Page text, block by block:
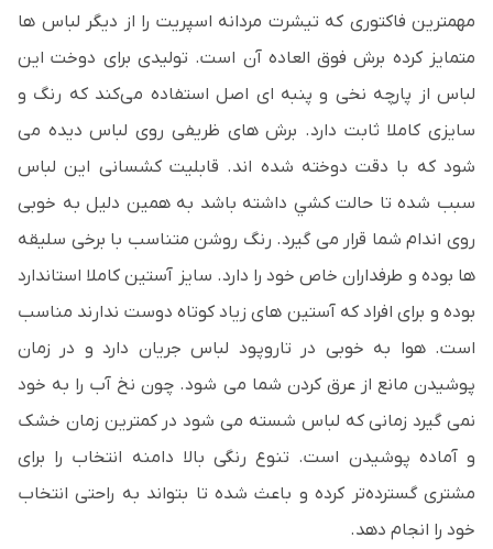
مهمترین فاکتوری که تیشرت مردانه اسپریت را از دیگر لباس ها
متمایز کرده برش فوق العاده آن است. تولیدی برای دوخت این
لباس از پارچه نخی و پنبه ای اصل استفاده می‌کند که رنگ و
سایزی کاملا ثابت دارد. برش های ظریفی روی لباس دیده می
شود که با دقت دوخته شده اند. قابلیت کشسانی این لباس
سبب شده تا حالت کشي داشته باشد به همین دلیل به خوبی
روی اندام شما قرار می گیرد. رنگ روشن متناسب با برخی سلیقه
ها بوده و طرفداران خاص خود را دارد. سایز آستين کاملا استاندارد
بوده و برای افراد که آستين های زیاد کوتاه دوست ندارند مناسب
است. هوا به خوبی در تاروپود لباس جریان دارد و در زمان
پوشیدن مانع از عرق کردن شما می شود. چون نخ آب را به خود
نمی گیرد زمانی که لباس شسته می شود در کمترین زمان خشک
و آماده پوشیدن است. تنوع رنگی بالا دامنه انتخاب را برای
مشتری گسترده‌تر کرده و باعث شده تا بتواند به راحتی انتخاب
خود را انجام دهد.